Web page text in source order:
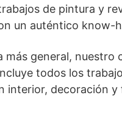
de pintura y
un auténtico know-
más general, nuestro
todos los
interior, decoración y